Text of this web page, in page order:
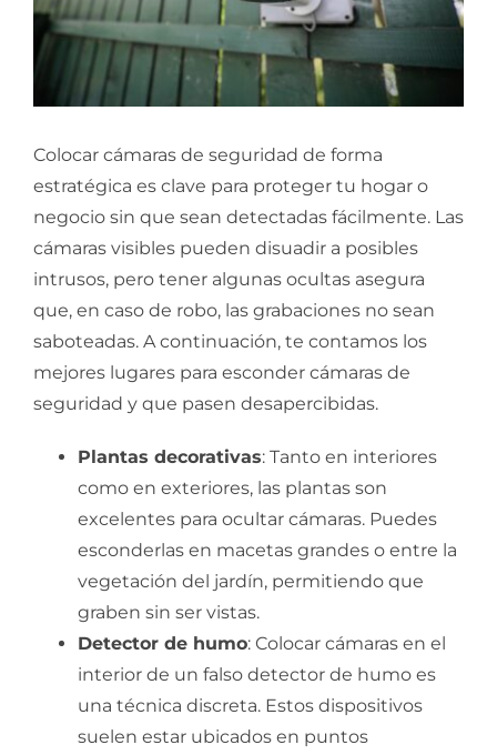
Colocar cámaras de seguridad de forma
estratégica es clave para proteger tu hogar o
negocio sin que sean detectadas fácilmente. Las
cámaras visibles pueden disuadir a posibles
intrusos, pero tener algunas ocultas asegura
que, en caso de robo, las grabaciones no sean
saboteadas. A continuación, te contamos los
mejores lugares para esconder cámaras de
seguridad y que pasen desapercibidas.
Plantas decorativas: Tanto en interiores
como en exteriores, las plantas son
excelentes para ocultar cámaras. Puedes
esconderlas en macetas grandes o entre la
vegetación del jardín, permitiendo que
graben sin ser vistas.
Detector de humo: Colocar cámaras en el
interior de un falso detector de humo es
una técnica discreta. Estos dispositivos
suelen estar ubicados en puntos